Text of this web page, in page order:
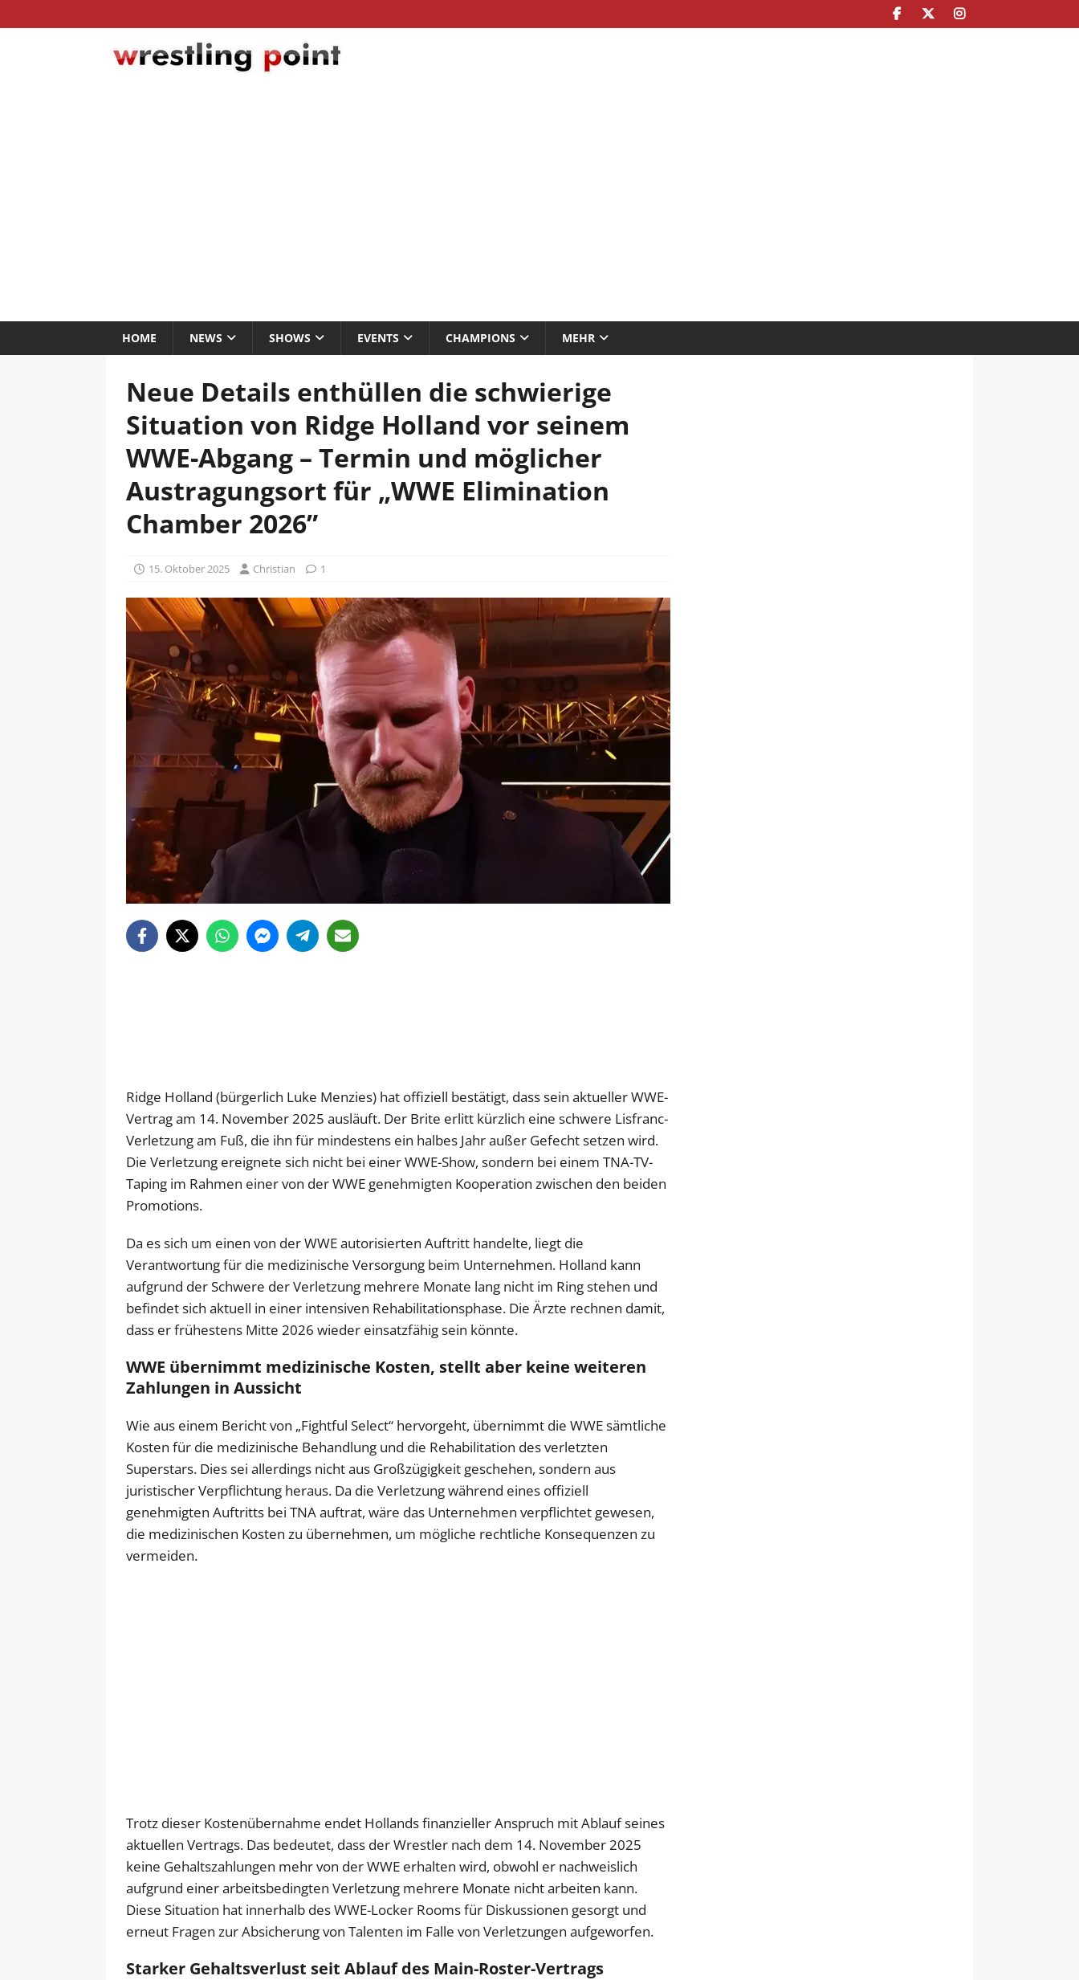
HOME NEWS SHOWS EVENTS CHAMPIONS MEHR
Neue Details enthüllen die schwierige
Situation von Ridge Holland vor seinem
WWE-Abgang – Termin und möglicher
Austragungsort für „WWE Elimination
Chamber 2026”
15. Oktober 2025 Christian 1
Ridge Holland (bürgerlich Luke Menzies) hat offiziell bestätigt, dass sein aktueller WWE-
Vertrag am 14. November 2025 ausläuft. Der Brite erlitt kürzlich eine schwere Lisfranc-
Verletzung am Fuß, die ihn für mindestens ein halbes Jahr außer Gefecht setzen wird.
Die Verletzung ereignete sich nicht bei einer WWE-Show, sondern bei einem TNA-TV-
Taping im Rahmen einer von der WWE genehmigten Kooperation zwischen den beiden
Promotions.
Da es sich um einen von der WWE autorisierten Auftritt handelte, liegt die
Verantwortung für die medizinische Versorgung beim Unternehmen. Holland kann
aufgrund der Schwere der Verletzung mehrere Monate lang nicht im Ring stehen und
befindet sich aktuell in einer intensiven Rehabilitationsphase. Die Ärzte rechnen damit,
dass er frühestens Mitte 2026 wieder einsatzfähig sein könnte.
WWE übernimmt medizinische Kosten, stellt aber keine weiteren
Zahlungen in Aussicht
Wie aus einem Bericht von „Fightful Select“ hervorgeht, übernimmt die WWE sämtliche
Kosten für die medizinische Behandlung und die Rehabilitation des verletzten
Superstars. Dies sei allerdings nicht aus Großzügigkeit geschehen, sondern aus
juristischer Verpflichtung heraus. Da die Verletzung während eines offiziell
genehmigten Auftritts bei TNA auftrat, wäre das Unternehmen verpflichtet gewesen,
die medizinischen Kosten zu übernehmen, um mögliche rechtliche Konsequenzen zu
vermeiden.
Trotz dieser Kostenübernahme endet Hollands finanzieller Anspruch mit Ablauf seines
aktuellen Vertrags. Das bedeutet, dass der Wrestler nach dem 14. November 2025
keine Gehaltszahlungen mehr von der WWE erhalten wird, obwohl er nachweislich
aufgrund einer arbeitsbedingten Verletzung mehrere Monate nicht arbeiten kann.
Diese Situation hat innerhalb des WWE-Locker Rooms für Diskussionen gesorgt und
erneut Fragen zur Absicherung von Talenten im Falle von Verletzungen aufgeworfen.
Starker Gehaltsverlust seit Ablauf des Main-Roster-Vertrags